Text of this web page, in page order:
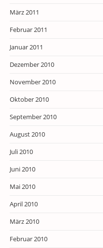
März 2011
Februar 2011
Januar 2011
Dezember 2010
November 2010
Oktober 2010
September 2010
August 2010
Juli 2010
Juni 2010
Mai 2010
April 2010
März 2010
Februar 2010